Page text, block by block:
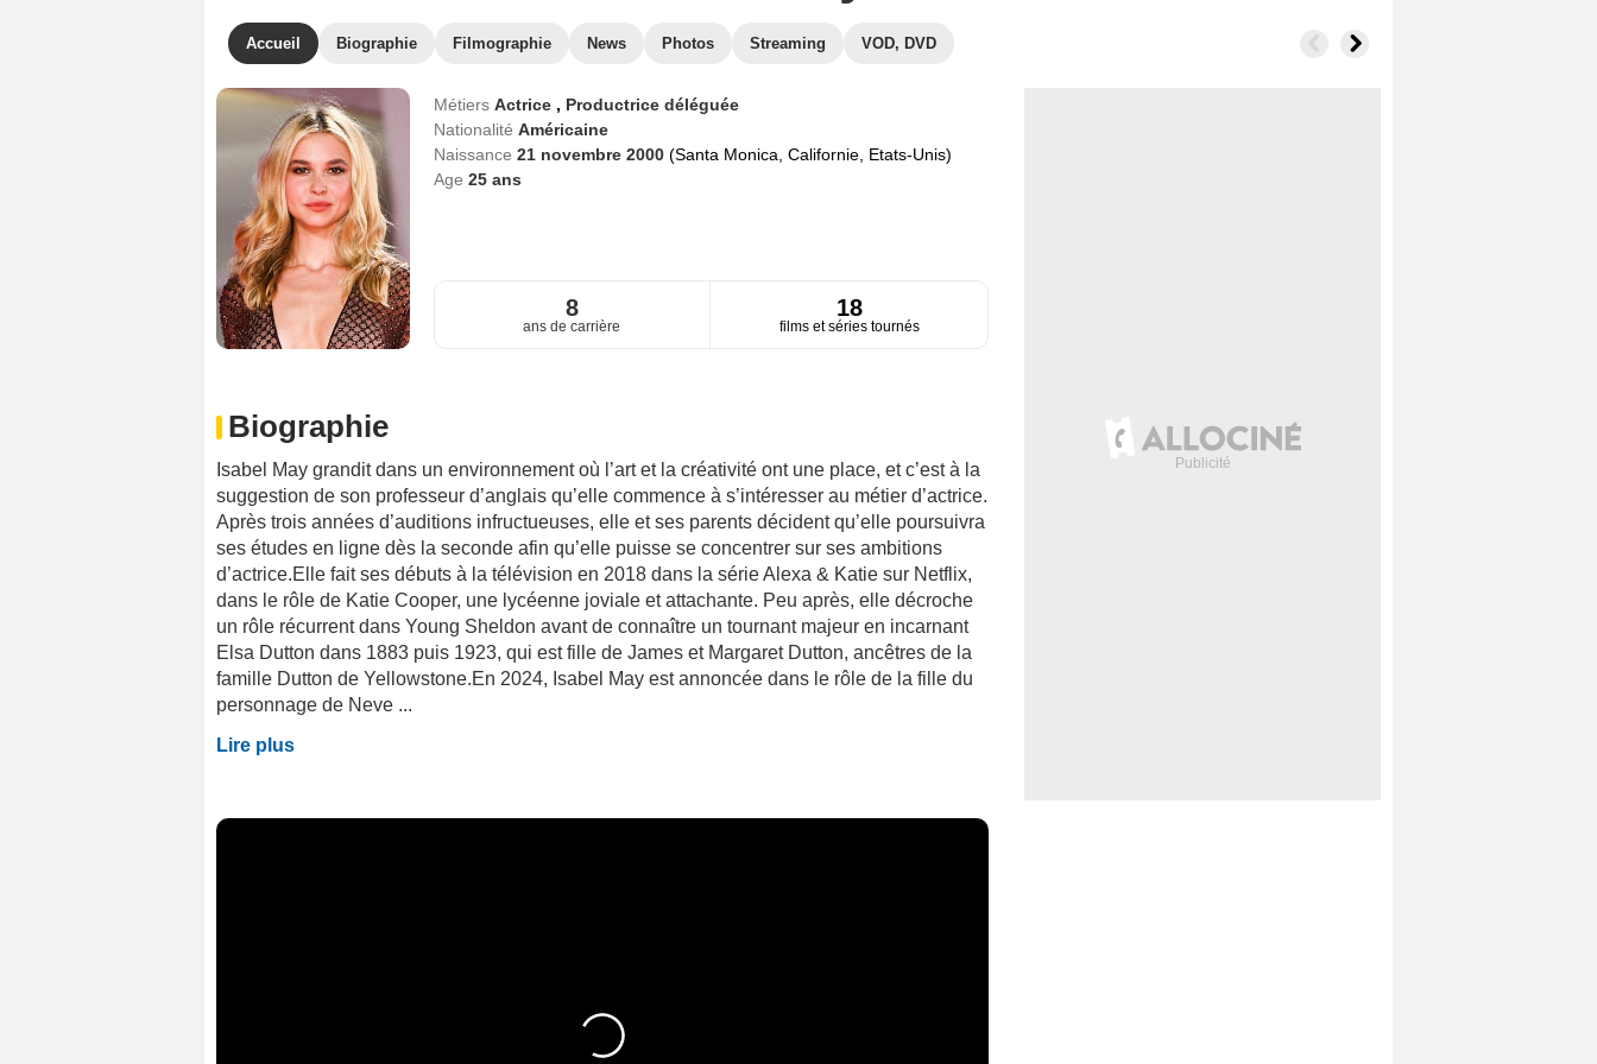
Accueil Biographie Filmographie News Photos Streaming VOD, DVD
Métiers Actrice , Productrice déléguée
Nationalité Américaine
Naissance 21 novembre 2000 (Santa Monica, Californie, Etats-Unis)
Age 25ans
8
ans de carrière
18
films et séries tournés
Biographie
Isabel May grandit dans un environnement où l’art et la créativité ont une place, et c’est à la
suggestion de son professeur d’anglais qu’elle commence à s’intéresser au métier d’actrice.
Après trois années d’auditions infructueuses, elle et ses parents décident qu’elle poursuivra
ses études en ligne dès la seconde afin qu’elle puisse se concentrer sur ses ambitions
d’actrice.Elle fait ses débuts à la télévision en 2018 dans la série Alexa & Katie sur Netflix,
dans le rôle de Katie Cooper, une lycéenne joviale et attachante. Peu après, elle décroche
un rôle récurrent dans Young Sheldon avant de connaître un tournant majeur en incarnant
Elsa Dutton dans 1883 puis 1923, qui est fille de James et Margaret Dutton, ancêtres de la
famille Dutton de Yellowstone.En 2024, Isabel May est annoncée dans le rôle de la fille du
personnage de Neve ...
Lire plus